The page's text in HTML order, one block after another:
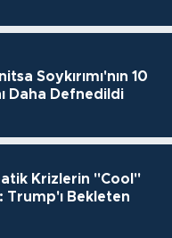
Soykırımı'nın 10
Daha Defnedildi
Krizlerin "Cool"
Trump'ı Bekleten